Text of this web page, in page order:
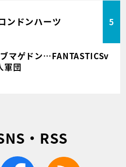
ンドンハーツ 5
ブマゲドン…FANTASTICSv
軍団
・RSS
facebook